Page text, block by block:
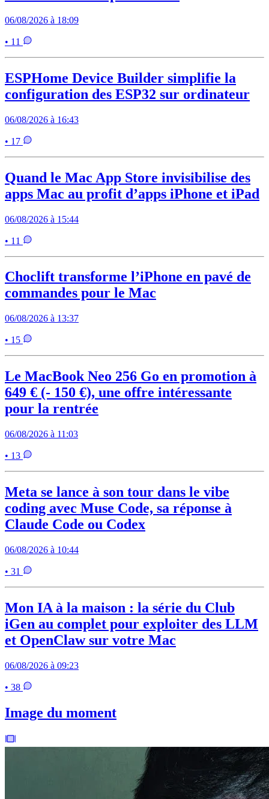
06/08/2026 à 18:09
• 11
ESPHome Device Builder simplifie la
configuration des ESP32 sur ordinateur
06/08/2026 à 16:43
• 17
Quand le Mac App Store invisibilise des
apps Mac au profit d’apps iPhone et iPad
06/08/2026 à 15:44
• 11
Choclift transforme l’iPhone en pavé de
commandes pour le Mac
06/08/2026 à 13:37
• 15
Le MacBook Neo 256 Go en promotion à
649 € (- 150 €), une offre intéressante
pour la rentrée
06/08/2026 à 11:03
• 13
Meta se lance à son tour dans le vibe
coding avec Muse Code, sa réponse à
Claude Code ou Codex
06/08/2026 à 10:44
• 31
Mon IA à la maison : la série du Club
iGen au complet pour exploiter des LLM
et OpenClaw sur votre Mac
06/08/2026 à 09:23
• 38
Image du moment